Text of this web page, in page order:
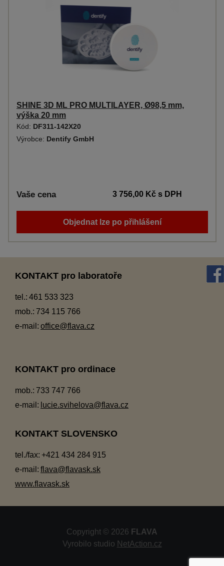
SHINE 3D ML PRO MULTILAYER, Ø98,5 mm,
výška 20 mm
Kód: DF311-142X20
Výrobce: Dentify GmbH
Vaše cena 3 756,00 Kčs DPH
Objednat lze po přihlášení
KONTAKT pro laboratoře
tel.: 461 533 323
mob.: 734 115 766
e-mail: office@flava.cz
KONTAKT pro ordinace
mob.: 733 747 766
e-mail: lucie.svihelova@flava.cz
KONTAKT SLOVENSKO
tel./fax: +421 434 284 915
e-mail: flava@flavask.sk
www.flavask.sk
Copyright © 2026 FLAVA
Vyrobilo studio NetAction.cz